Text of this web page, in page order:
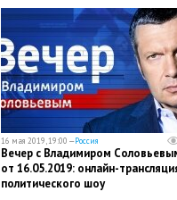
16 мая 2019, 19:00 —Россия
Вечер с Владимиром
от 16.05.2019: онлайн-
политического шоу